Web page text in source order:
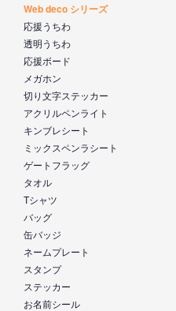
Web deco シリーズ
応援うちわ
透明うちわ
応援ボード
メガホン
切り文字ステッカー
アクリルペンライト
キンブレシート
ミックスペンラシート
ゲートフラッグ
タオル
Tシャツ
バッグ
缶バッジ
ネームプレート
スタンプ
ステッカー
お名前シール